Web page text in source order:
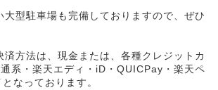
大型駐車場も完備しておりますので、ぜひ
済方法は、現金または、各種クレジットカ
系・楽天エディ・iD・QUICPay・楽天ペ
なっております。